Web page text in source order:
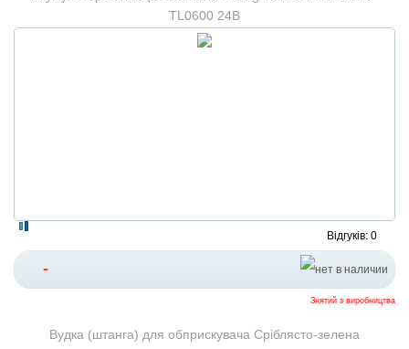
TL0600 24В
Відгуків: 0
-
Знятий з виробництва
Вудка (штанга) для обприскувача Сріблясто-зелена